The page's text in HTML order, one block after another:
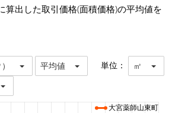
算出した取引価格(面積価格)の平均値を
平均値 単位： ㎡
大宮薬師山東町